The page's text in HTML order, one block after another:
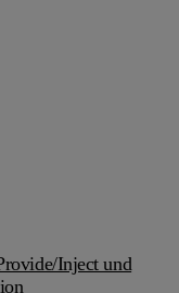
Inject und